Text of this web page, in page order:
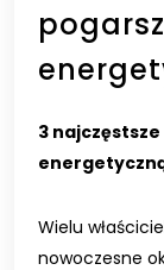
3
Wielu
nowoczesne